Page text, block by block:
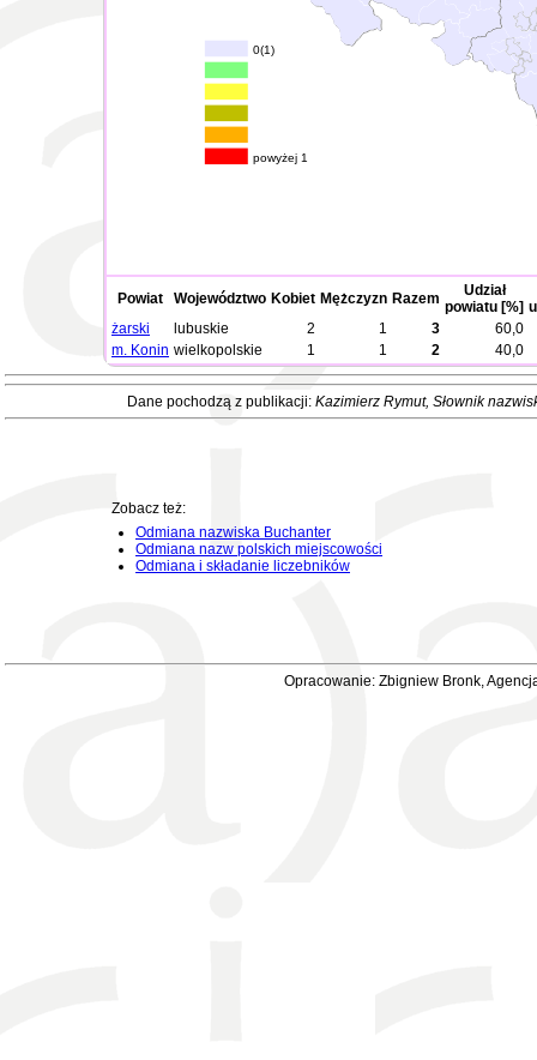
0(1)
powyżej 1
Powiat Województwo Kobiet Mężczyzn Razem
Udział
powiatu [%]
żarski
lubuskie 2 1 3
60,0
m. Konin wielkopolskie 1 1 2 40,0
Dane pochodzą z publikacji: Kazimierz Rymut, Słownik
Zobacz też:
Odmiana nazwiska Buchanter
Odmiana nazw polskich miejscowości
Odmiana i składanie liczebników
Opracowanie: Zbigniew Bronk,